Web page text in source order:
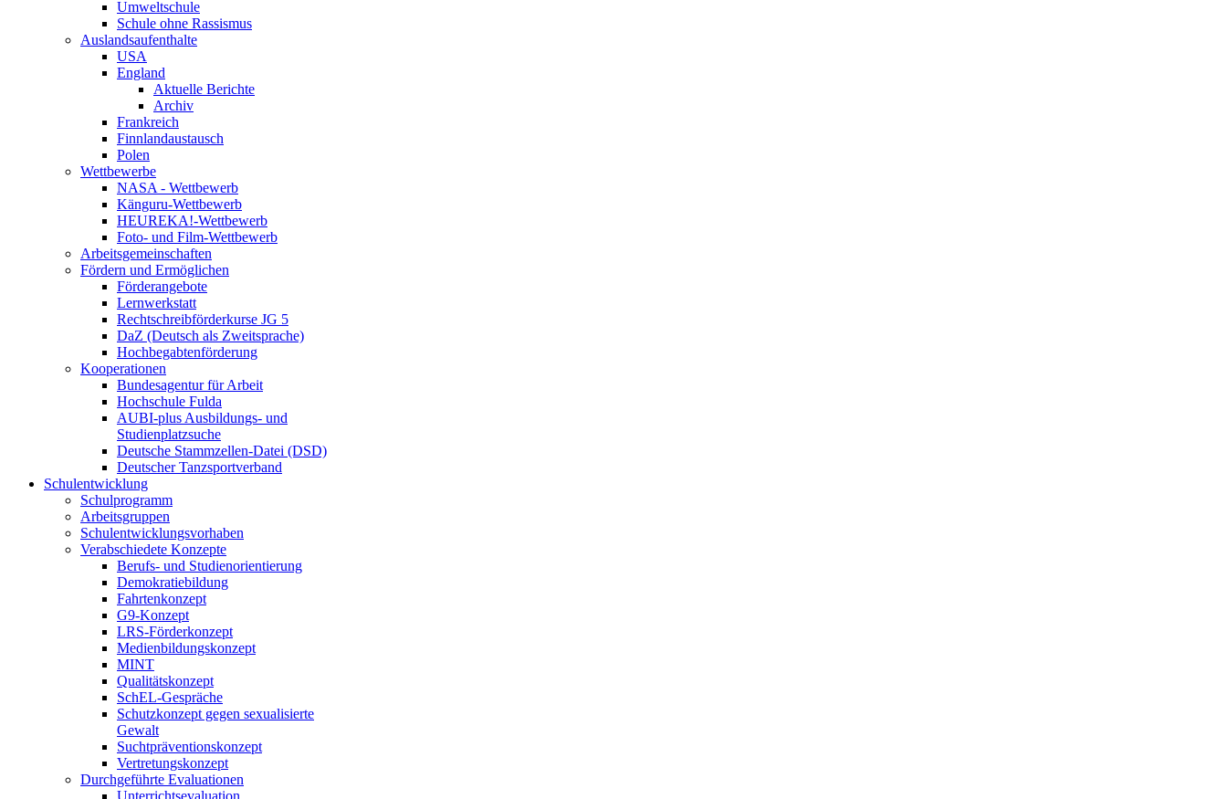
Umweltschule
Schule ohne Rassismus
Auslandsaufenthalte
USA
England
Aktuelle Berichte
Archiv
Frankreich
Finnlandaustausch
Polen
Wettbewerbe
NASA - Wettbewerb
Känguru-Wettbewerb
HEUREKA!-Wettbewerb
Foto- und Film-Wettbewerb
Arbeitsgemeinschaften
Fördern und Ermöglichen
Förderangebote
Lernwerkstatt
Rechtschreibförderkurse JG 5
DaZ (Deutsch als Zweitsprache)
Hochbegabtenförderung
Kooperationen
Bundesagentur für Arbeit
Hochschule Fulda
AUBI-plus Ausbildungs- und
Studienplatzsuche
Deutsche Stammzellen-Datei (DSD)
Deutscher Tanzsportverband
Schulentwicklung
Schulprogramm
Arbeitsgruppen
Schulentwicklungsvorhaben
Verabschiedete Konzepte
Berufs- und Studienorientierung
Demokratiebildung
Fahrtenkonzept
G9-Konzept
LRS-Förderkonzept
Medienbildungskonzept
MINT
Qualitätskonzept
SchEL-Gespräche
Schutzkonzept gegen sexualisierte
Gewalt
Suchtpräventionskonzept
Vertretungskonzept
Durchgeführte Evaluationen
Unterrichtsevaluation